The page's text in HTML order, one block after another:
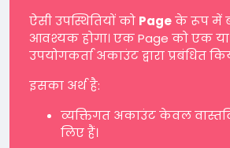
ऐसी उपस्थितियों को Pageके रूप में
आवश्यक होगा। एक Page को एक
उपयोगकर्ता अकाउंट द्वारा प्रबंधित
इसका अर्थ है:
व्यक्तिगत अकाउंट केवल
लिए हैं।